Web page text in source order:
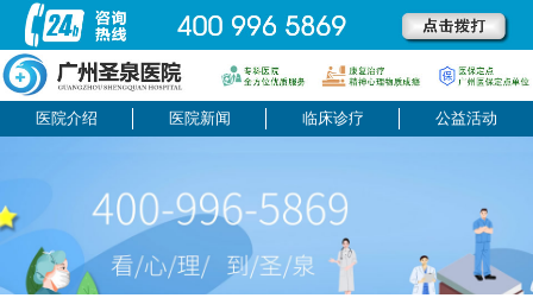
医院介绍 医院新闻 临床诊疗 公益活动